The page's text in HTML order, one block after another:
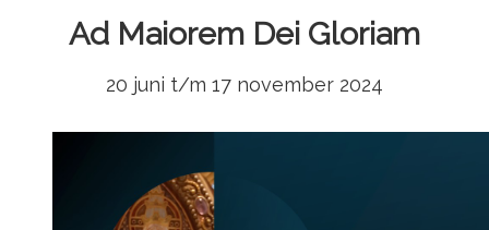
Ad Maiorem Dei Gloriam
20 juni t/m 17 november 2024